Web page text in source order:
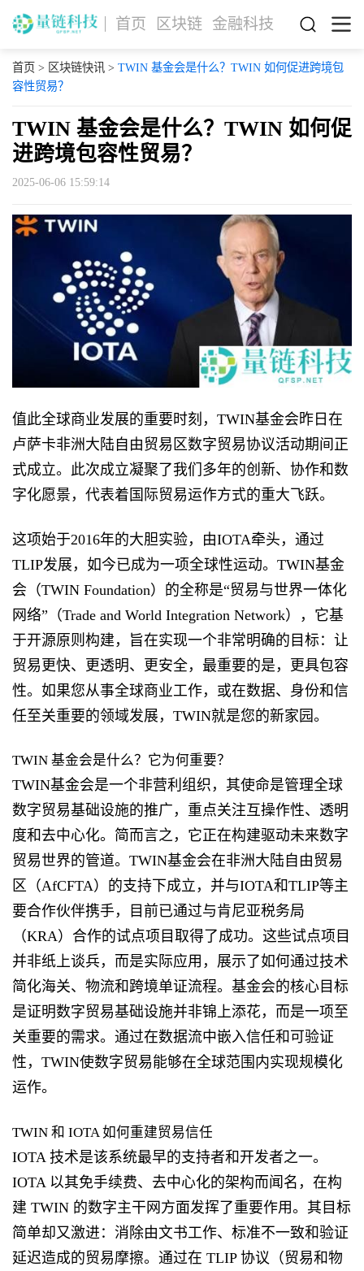
首页 区块链 金融科技
首页 > 区块链快讯> TWIN 基金会是什么？TWIN 如何促进跨境包
容性贸易？
TWIN 基金会是什么？TWIN 如何促
进跨境包容性贸易？
2025-06-06 15:59:14
值此全球商业发展的重要时刻，TWIN基金会昨日在
卢萨卡非洲大陆自由贸易区数字贸易协议活动期间正
式成立。此次成立凝聚了我们多年的创新、协作和数
字化愿景，代表着国际贸易运作方式的重大飞跃。
这项始于2016年的大胆实验，由IOTA牵头，通过
TLIP发展，如今已成为一项全球性运动。TWIN基金
会（TWIN Foundation）的全称是“贸易与世界一体化
网络”（Trade and World Integration Network），它基
于开源原则构建，旨在实现一个非常明确的目标：让
贸易更快、更透明、更安全，最重要的是，更具包容
性。如果您从事全球商业工作，或在数据、身份和信
任至关重要的领域发展，TWIN就是您的新家园。
TWIN 基金会是什么？它为何重要？
TWIN基金会是一个非营利组织，其使命是管理全球
数字贸易基础设施的推广，重点关注互操作性、透明
度和去中心化。简而言之，它正在构建驱动未来数字
贸易世界的管道。TWIN基金会在非洲大陆自由贸易
区（AfCFTA）的支持下成立，并与IOTA和TLIP等主
要合作伙伴携手，目前已通过与肯尼亚税务局
（KRA）合作的试点项目取得了成功。这些试点项目
并非纸上谈兵，而是实际应用，展示了如何通过技术
简化海关、物流和跨境单证流程。基金会的核心目标
是证明数字贸易基础设施并非锦上添花，而是一项至
关重要的需求。通过在数据流中嵌入信任和可验证
性，TWIN使数字贸易能够在全球范围内实现规模化
运作。
TWIN 和 IOTA 如何重建贸易信任
IOTA 技术是该系统最早的支持者和开发者之一。
IOTA 以其免手续费、去中心化的架构而闻名，在构
建 TWIN 的数字主干网方面发挥了重要作用。其目标
简单却又激进：消除由文书工作、标准不一致和验证
延迟造成的贸易摩擦。通过在 TLIP 协议（​​贸易和物